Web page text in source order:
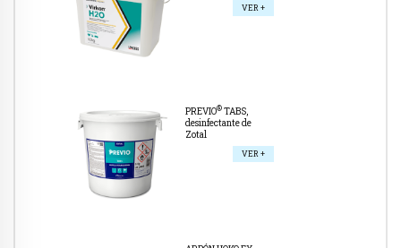
VER +
PREVIO®TABS,
desinfectante de
Zotal
VER +